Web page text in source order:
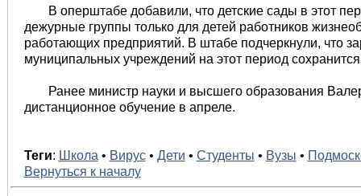
В оперштабе добавили, что детские сады в этот
дежурные группы только для детей работников
работающих предприятий. В штабе подчеркнули, что
муниципальных учреждений на этот период
Ранее министр науки и высшего образования
дистанционное обучение в апреле.
Теги: Школа • Вирус• Дети • Студенты • Вузы •
Вернуться к началу